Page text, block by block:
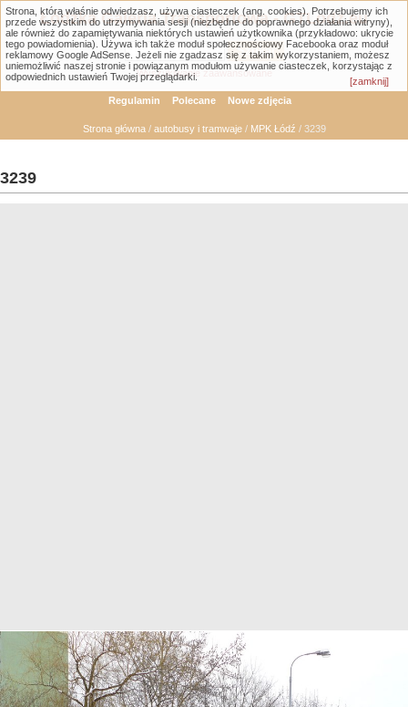
Łódzka Galeria Transportowa - GTLodz.eu
Wyszukiwanie zaawansowane
Regulamin Polecane Nowe zdjęcia
Strona główna/ autobusy i tramwaje/ MPK Łódź / 3239
3239
Strona, którą właśnie odwiedzasz, używa ciasteczek (ang. cookies). Potrzebujemy ich
przede wszystkim do utrzymywania sesji (niezbędne do poprawnego działania witryny),
ale również do zapamiętywania niektórych ustawień użytkownika (przykładowo: ukrycie
tego powiadomienia). Używa ich także moduł społecznościowy Facebooka oraz moduł
reklamowy Google AdSense. Jeżeli nie zgadzasz się z takim wykorzystaniem, możesz
uniemożliwić naszej stronie i powiązanym modułom używanie ciasteczek, korzystając z
odpowiednich ustawień Twojej przeglądarki.
[zamknij]